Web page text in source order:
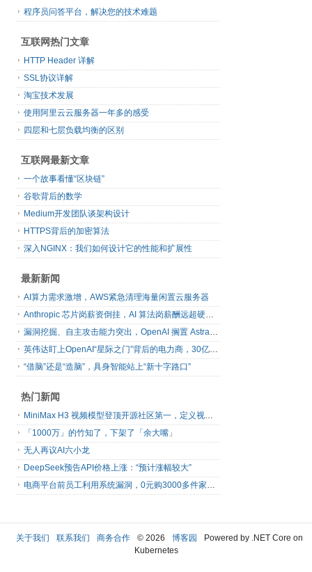
程序员问答平台，解决您的技术难题
互联网热门文章
HTTP Header 详解
SSL协议详解
淘宝技术发展
使用阿里云云服务器一年多的感受
四层和七层负载均衡的区别
互联网最新文章
一个故事看懂“区块链”
谷歌背后的数学
Medium开发团队谈架构设计
HTTPS背后的加密算法
深入NGINX：我们如何设计它的性能和扩展性
最新新闻
AI算力需求激增，AWS紧急清理海量闲置云服务器
Anthropic 芯片岗薪资倒挂，AI 算法岗薪酬远超硬件工程师
漏洞挖掘、自主攻击能力突出，OpenAI 搁置 Astra 模型发布
英伟达盯上OpenAI“星际之门”背后的电力商，30亿美元直接入股
“借脑”还是“造脑”，具身智能站上“新十字路口”
热门新闻
MiniMax H3 视频模型登顶开源社区第一，定义视频模型领域“斩杀线”
「1000万」的竹知了，下架了「余大嘴」
无人再议AI六小龙
DeepSeek预告API价格上涨：“预计涨幅较大”
电商平台前员工利用系统漏洞，0元购3000多件家电！
关于我们 联系我们 商务合作 © 2026 博客园
Powered by .NET Core on
Kubernetes